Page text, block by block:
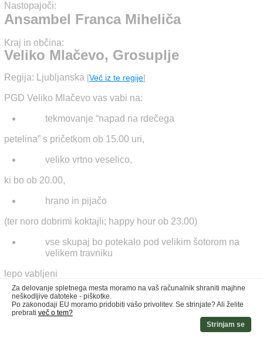
Nastopajoči:
Ansambel Franca Miheliča
Kraj in občina:
Veliko Mlačevo, Grosuplje
Regija: Ljubljanska [Več iz te regije]
PGD Veliko Mlačevo vas vabi na:
tekmovanje “napad na rdečega
petelina” s pričetkom ob 15.00 uri,
veliko vrtno veselico,
ki bo ob 20.00,
hrano in pijačo
(ter noro dobrimi koktajli; happy hour ob 23.00)
vse skupaj bo potekalo pod velikim šotorom na
velikem travniku
lepo vabljeni
Za delovanje spletnega mesta moramo na vaš računalnik shraniti majhne
neškodljive datoteke - piškotke.
Po zakonodaji EU moramo pridobiti vašo privolitev. Se strinjate? Ali želite
prebrati več o tem?
Strinjam se